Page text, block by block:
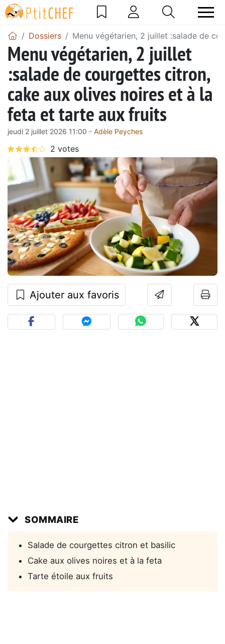
Dossiers Menu végétarien, 2 juillet :salade de
Menu végétarien, 2 juillet
:salade de courgettes citron,
cake aux olives noires et à la
feta et tarte aux fruits
jeudi 2 juillet 2026 11:00 - Adèle Peyches
Ajouter aux favoris
SOMMAIRE
Salade de courgettes citron et basilic
Cake aux olives noires et à la feta
Tarte étoile aux fruits